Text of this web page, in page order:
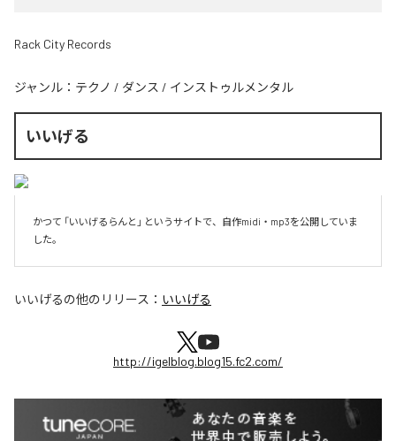
Rack City Records
ジャンル： テクノ / ダンス / インストゥルメンタル
いいげる
かつて 「いいげるらんと」 というサイトで、自作midi・mp3を公開していま
した。
いいげるの他のリリース： いいげる
http://igelblog.blog15.fc2.com/